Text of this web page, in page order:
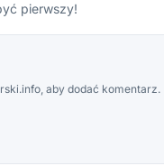
pierwszy!
aby dodać komentarz.